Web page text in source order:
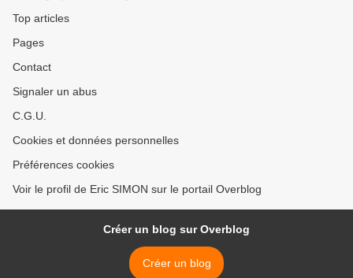
Top articles
Pages
Contact
Signaler un abus
C.G.U.
Cookies et données personnelles
Préférences cookies
Voir le profil de Eric SIMON sur le portail Overblog
Créer un blog sur Overblog
Créer un blog